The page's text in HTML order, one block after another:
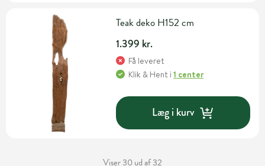
Teak deko H152 cm
1.399 kr.
Få leveret
Klik & Hent i1 center
Læg i kurv
Viser 30 ud af 32